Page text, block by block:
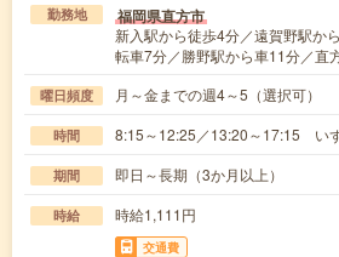
勤務地 福岡県直方市
新入駅から徒歩4分／遠賀野駅か
転車7分／勝野駅から車11分／直
曜日頻度 月～金までの週4～5（選択可）
時間 8:15～12:25／13:20～17:15 い
期間 即日～長期（3か月以上）
時給 時給1,111円
交通費